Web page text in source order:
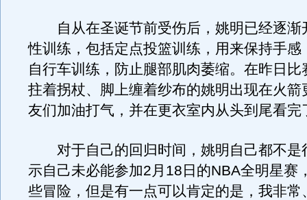
自从在圣诞节前受伤后，姚明已经逐渐
性训练，包括定点投篮训练，用来保持手感
自行车训练，防止腿部肌肉萎缩。在昨日比
拄着拐杖、脚上缠着纱布的姚明出现在火箭
友们加油打气，并在更衣室内从头到尾看完
对于自己的回归时间，姚明自己都不是
示自己未必能参加2月18日的NBA全明星赛
些冒险，但是有一点可以肯定的是，我非常